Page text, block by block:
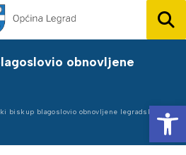
obnovljene
biskup blagoslovio obnovljene legradske or